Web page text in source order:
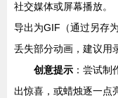
社交媒体或屏幕播放。
导出为GIF（通过另存
丢失部分动画，建议用
创意提示 ：尝试
出惊喜，或蜡烛逐一点